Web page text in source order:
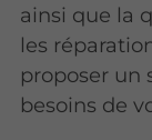
ainsi que la
les
proposer un
besoins de